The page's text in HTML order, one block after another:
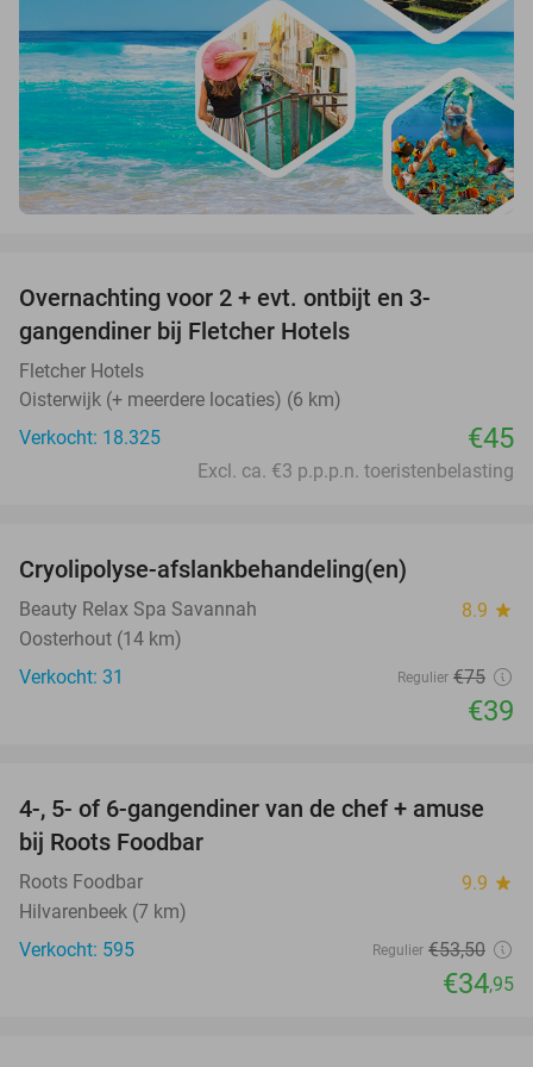
Overnachting voor 2 + evt. ontbijt en 3-
gangendiner bij Fletcher Hotels
Fletcher Hotels
Oisterwijk (+ meerdere locaties) (6 km)
Verkocht: 18.325
€45
Excl. ca. €3 p.p.p.n. toeristenbelasting
Cryolipolyse-afslankbehandeling(en)
Beauty Relax Spa Savannah 8.9 star
Oosterhout (14 km)
Verkocht: 31
Regulier €75
€39
35%
4-, 5- of 6-gangendiner van de chef + amuse
bij Roots Foodbar
Roots Foodbar 9.9 star
Hilvarenbeek (7 km)
Verkocht: 595
Regulier €53,50
€34,95